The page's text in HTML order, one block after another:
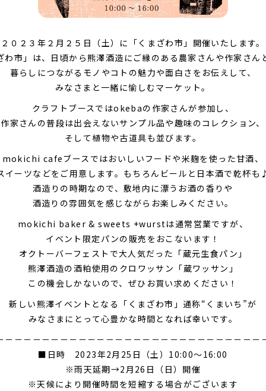
２０２３年２月２５日（土）に「くまざわ市」開催いたします。
わ市」は、日頃から熊澤酒造にご縁のある農家さんや作家さん
暮らしにつながるモノやコトの魅力や面白さをお伝えして、
みなさまと一緒に愉しむマーケット。
クラフトブースではokebaの作家さんが参加し、
作家さんの普段は出会えないサンプル品や趣味のコレクション、
そして植物や古道具も並びます。
mokichi cafeブースではおいしいフードや米麹を使った甘酒、
イーツなどをご用意します。もちろんビールと日本酒で乾杯
酒造りの時期なので、敷地内に漂うお酒の香りや
酒造りの雰囲気を感じながらお楽しみください。
mokichi baker & sweets +wurstは通常営業ですが、
イベント限定パンの販売をおこないます！
オクトーバーフェストで大人気だった「蔵元生食パン」
熊澤酒造の酒粕使用のクロワッサン「蔵ワッサン」
この機会しかないので、ぜひお買い求めください！
新しい熊澤イベントとなる「くまざわ市」通称“くまいち”が
みなさまにとって心豊かな時間となれば幸いです。
－－－－－－－－－－－－－－－－－－－－－－－－－－－－
■日時 2023年2月25日（土）10:00～16:00
※雨天延期→2月26日（日）開催
※天候により開催時間を短縮する場合がございます